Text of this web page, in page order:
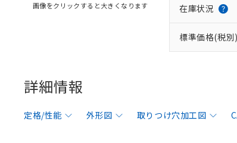
画像をクリックすると大きくなります 在庫状況
標準価格(税別)
詳細情報
定格/性能 外形図 取りつけ穴加工図